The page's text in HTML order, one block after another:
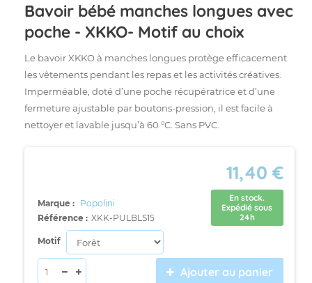
Bavoir bébé manches longues avec
poche - XKKO- Motif au choix
Le bavoir XKKO à manches longues protège efficacement
les vêtements pendant les repas et les activités créatives.
Imperméable, doté d’une poche récupératrice et d’une
fermeture ajustable par boutons-pression, il est facile à
nettoyer et lavable jusqu’à 60 °C. Sans PVC.
11,40 €
Marque : Popolini
Référence : XKK-PULBLS15
En stock.
Expédié sous
24h
Motif
Ajouter au panier